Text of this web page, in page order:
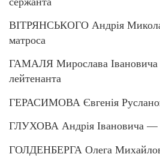
ВІТРЯНСЬКОГО Андрія
матроса
ГАМАЛЯ Мирослава
лейтенанта
ГЕРАСИМОВА Євгенія
ГЛУХОВА Андрія Івановича —
ГОЛДЕНБЕРГА Олега